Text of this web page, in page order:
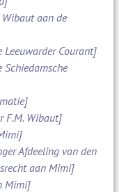
aan de
Courant]
F.M. Wibaut]
Afdeeling van den
aan Mimi]
Mimi]